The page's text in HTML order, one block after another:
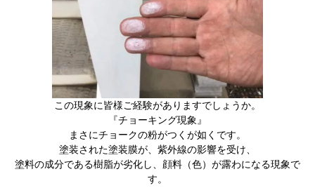
この現象に皆様ご経験がありますでしょうか。
『チョーキング現象』
まさにチョークの粉がつくが如くです。
塗装された塗装膜が、紫外線の影響を受け、
塗料の成分である樹脂が劣化し、顔料（色）が露わになる現象で
す。